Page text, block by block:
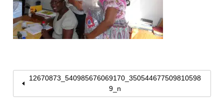
12670873_540985676069170_350544677509810598
9_n